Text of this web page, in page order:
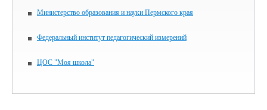
Министерство образования и науки Пермского края
Федеральный институт педагогический измерений
ЦОС "Моя школа"